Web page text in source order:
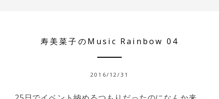
寿美菜子のMusic Rainbow 04
2016/12/31